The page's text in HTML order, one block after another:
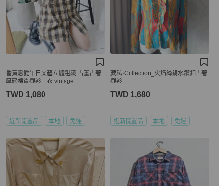
昏黃戀愛午日文藝立體粗織 古董古著
厚磅棉質襯衫上衣 vintage
TWD 1,080
近新閒置品 本地 免運
藏私·Collection_火焰絲綢水鑽釦古著
襯衫
TWD 1,680
近新閒置品 本地 免運